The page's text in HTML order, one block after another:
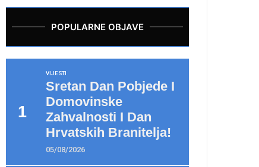
POPULARNE OBJAVE
VIJESTI
Sretan Dan Pobjede I
Domovinske
Zahvalnosti I Dan
Hrvatskih Branitelja!
05/08/2026